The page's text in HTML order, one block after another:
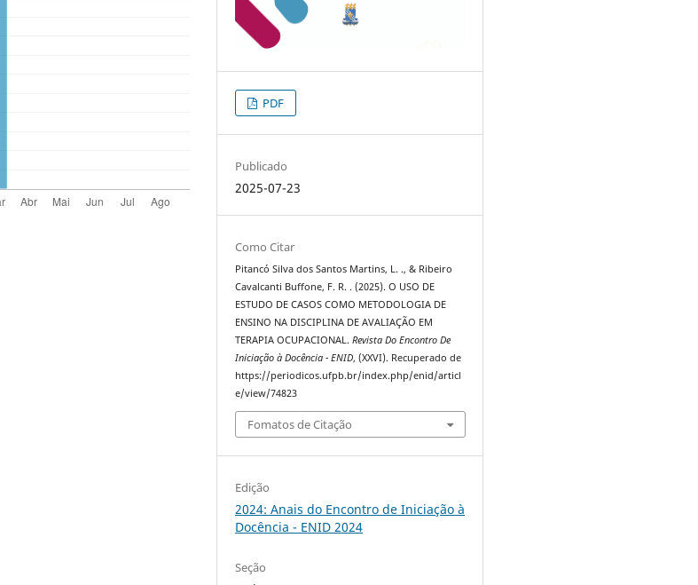
PDF
Publicado
2025-07-23
Como Citar
Pitancó Silva dos Santos Martins, L. ., & Ribeiro
Cavalcanti Buffone, F. R. . (2025). O USO DE
ESTUDO DE CASOS COMO METODOLOGIA DE
ENSINO NA DISCIPLINA DE AVALIAÇÃO EM
TERAPIA OCUPACIONAL.Revista Do Encontro De
Iniciação à Docência - ENID, (XXVI). Recuperado de
https://periodicos.ufpb.br/index.php/enid/articl
e/view/74823
Fomatos de Citação
Edição
2024: Anais do Encontro de Iniciação à
Docência - ENID 2024
Seção